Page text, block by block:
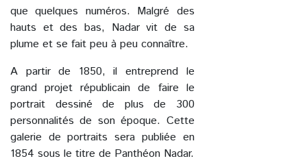
que quelques numéros. Malgré des
hauts et des bas, Nadar vit de sa
plume et se fait peu à peu connaître.
A partir de 1850, il entreprend le
grand projet républicain de faire le
portrait dessiné de plus de 300
personnalités de son époque. Cette
galerie de portraits sera publiée en
1854 sous le titre de Panthéon Nadar.